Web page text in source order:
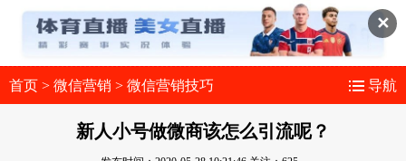
✕
首页 > 微信营销 > 微信营销技巧 导航
新人小号做微商该怎么引流呢？